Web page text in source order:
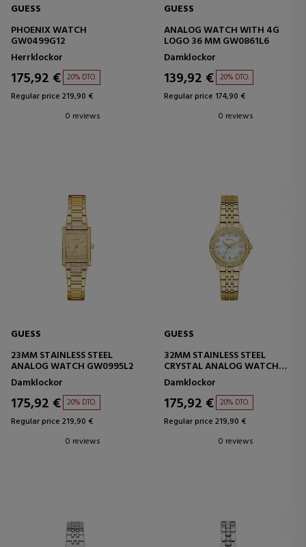
GUESS
PHOENIX WATCH
GW0499G12
Herrklockor
175,92 € 20% DTO.
Regular price 219,90 €
0 reviews
GUESS
ANALOG WATCH WITH 4G
LOGO 36 MM GW0861L6
Damklockor
139,92 € 20% DTO.
Regular price 174,90 €
0 reviews
GUESS
23MM STAINLESS STEEL
ANALOG WATCH GW0995L2
Damklockor
175,92 € 20% DTO.
Regular price 219,90 €
0 reviews
GUESS
32MM STAINLESS STEEL
CRYSTAL ANALOG WATCH
GW1027L2
Damklockor
175,92 € 20% DTO.
Regular price 219,90 €
0 reviews